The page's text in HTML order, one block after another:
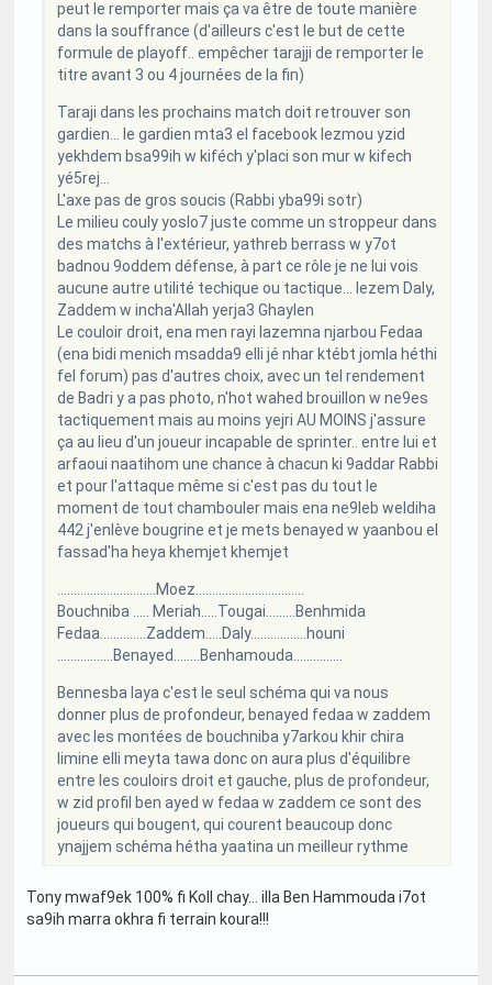
peut le remporter mais ça va être de toute manière
dans la souffrance (d'ailleurs c'est le but de cette
formule de playoff.. empêcher tarajji de remporter le
titre avant 3 ou 4 journées de la fin)
Taraji dans les prochains match doit retrouver son
gardien... le gardien mta3 el facebook lezmou yzid
yekhdem bsa99ih w kiféch y'placi son mur w kifech
yé5rej...
L'axe pas de gros soucis (Rabbi yba99i sotr)
Le milieu couly yoslo7 juste comme un stroppeur dans
des matchs à l'extérieur, yathreb berrass w y7ot
badnou 9oddem défense, à part ce rôle je ne lui vois
aucune autre utilité techique ou tactique... lezem Daly,
Zaddem w incha'Allah yerja3 Ghaylen
Le couloir droit, ena men rayi lazemna njarbou Fedaa
(ena bidi menich msadda9 elli jé nhar ktébt jomla héthi
fel forum) pas d'autres choix, avec un tel rendement
de Badri y a pas photo, n'hot wahed brouillon w ne9es
tactiquement mais au moins yejri AU MOINS j'assure
ça au lieu d'un joueur incapable de sprinter.. entre lui et
arfaoui naatihom une chance à chacun ki 9addar Rabbi
et pour l'attaque même si c'est pas du tout le
moment de tout chambouler mais ena ne9leb weldiha
442 j'enlève bougrine et je mets benayed w yaanbou el
fassad'ha heya khemjet khemjet
..............................Moez.................................
Bouchniba ..... Meriah.....Tougai.........Benhmida
Fedaa..............Zaddem.....Daly.................houni
.................Benayed........Benhamouda...............
Bennesba laya c'est le seul schéma qui va nous
donner plus de profondeur, benayed fedaa w zaddem
avec les montées de bouchniba y7arkou khir chira
limine elli meyta tawa donc on aura plus d'équilibre
entre les couloirs droit et gauche, plus de profondeur,
w zid profil ben ayed w fedaa w zaddem ce sont des
joueurs qui bougent, qui courent beaucoup donc
ynajjem schéma hétha yaatina un meilleur rythme
Tony mwaf9ek 100% fi Koll chay... illa Ben Hammouda i7ot
sa9ih marra okhra fi terrain koura!!!